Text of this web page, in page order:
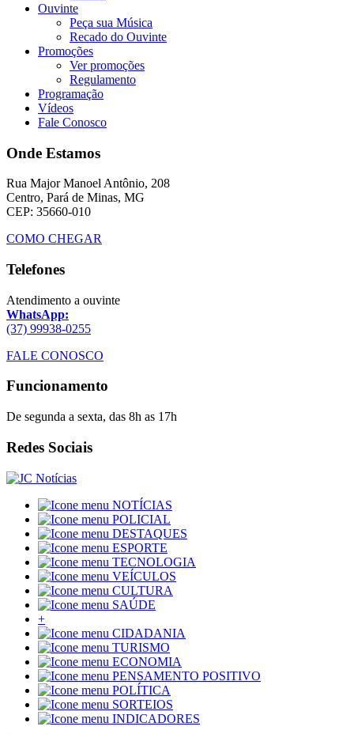
Ouvinte
Peça sua Música
Recado do Ouvinte
Promoções
Ver promoções
Regulamento
Programação
Vídeos
Fale Conosco
Onde Estamos
Rua Major Manoel Antônio, 208
Centro, Pará de Minas, MG
CEP: 35660-010
COMO CHEGAR
Telefones
Atendimento a ouvinte
WhatsApp:
(37) 99938-0255
FALE CONOSCO
Funcionamento
De segunda a sexta, das 8h as 17h
Redes Sociais
NOTÍCIAS
POLICIAL
DESTAQUES
ESPORTE
TECNOLOGIA
VEÍCULOS
CULTURA
SAÚDE
+
CIDADANIA
TURISMO
ECONOMIA
PENSAMENTO POSITIVO
POLÍTICA
SORTEIOS
INDICADORES